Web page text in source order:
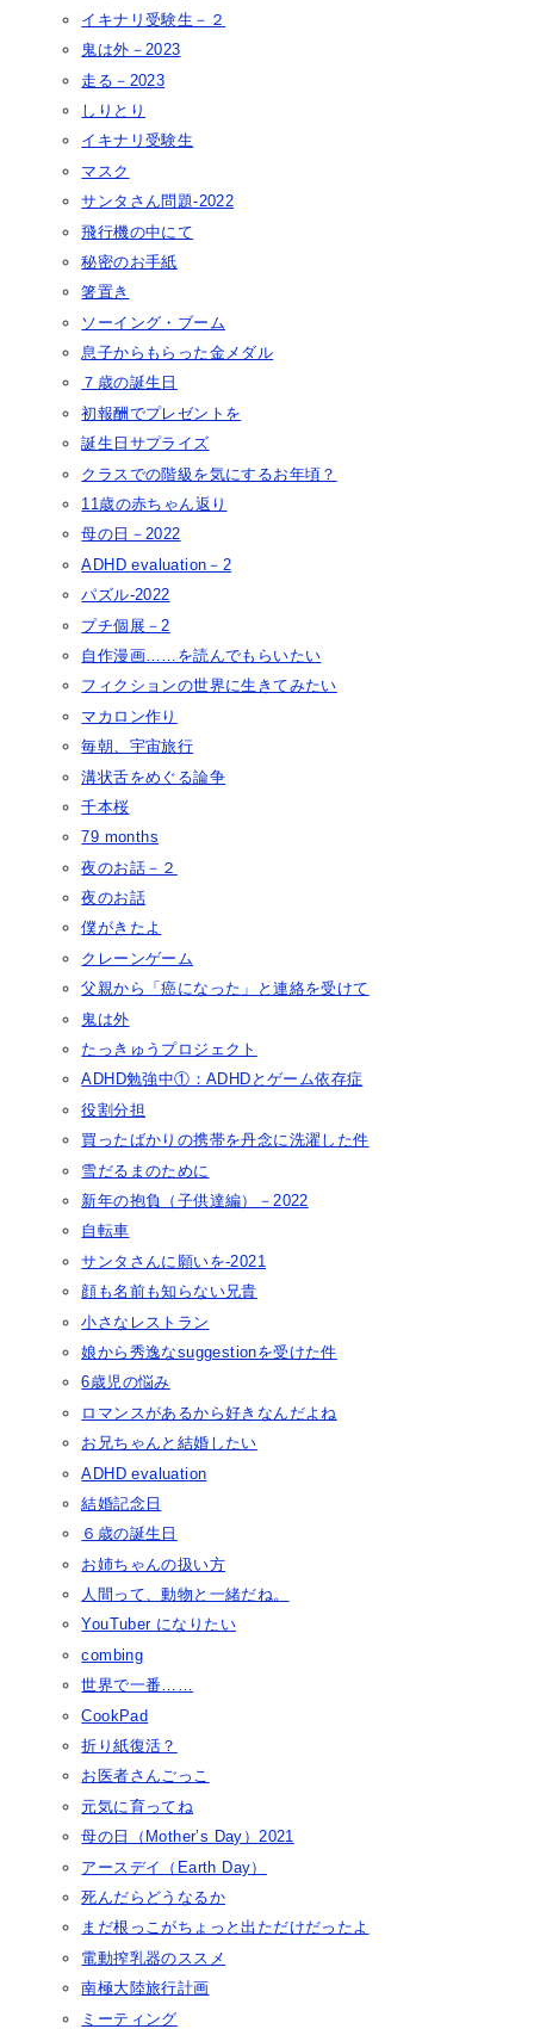
イキナリ受験生－２
鬼は外－2023
走る－2023
しりとり
イキナリ受験生
マスク
サンタさん問題-2022
飛行機の中にて
秘密のお手紙
箸置き
ソーイング・ブーム
息子からもらった金メダル
７歳の誕生日
初報酬でプレゼントを
誕生日サプライズ
クラスでの階級を気にするお年頃？
11歳の赤ちゃん返り
母の日－2022
ADHD evaluation－2
パズル-2022
プチ個展－2
自作漫画……を読んでもらいたい
フィクションの世界に生きてみたい
マカロン作り
毎朝、宇宙旅行
溝状舌をめぐる論争
千本桜
79 months
夜のお話－２
夜のお話
僕がきたよ
クレーンゲーム
父親から「癌になった」と連絡を受けて
鬼は外
たっきゅうプロジェクト
ADHD勉強中①：ADHDとゲーム依存症
役割分担
買ったばかりの携帯を丹念に洗濯した件
雪だるまのために
新年の抱負（子供達編）－2022
自転車
サンタさんに願いを-2021
顔も名前も知らない兄貴
小さなレストラン
娘から秀逸なsuggestionを受けた件
6歳児の悩み
ロマンスがあるから好きなんだよね
お兄ちゃんと結婚したい
ADHD evaluation
結婚記念日
６歳の誕生日
お姉ちゃんの扱い方
人間って、動物と一緒だね。
YouTuber になりたい
combing
世界で一番……
CookPad
折り紙復活？
お医者さんごっこ
元気に育ってね
母の日（Mother’s Day）2021
アースデイ（Earth Day）
死んだらどうなるか
まだ根っこがちょっと出ただけだったよ
電動搾乳器のススメ
南極大陸旅行計画
ミーティング